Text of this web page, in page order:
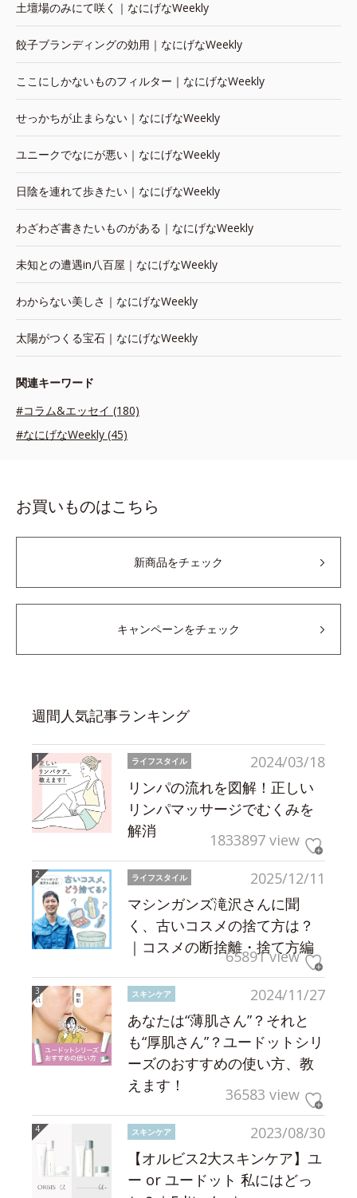
土壇場のみにて咲く｜なにげなWeekly
餃子ブランディングの効用｜なにげなWeekly
ここにしかないものフィルター｜なにげなWeekly
せっかちが止まらない｜なにげなWeekly
ユニークでなにが悪い｜なにげなWeekly
日陰を連れて歩きたい｜なにげなWeekly
わざわざ書きたいものがある｜なにげなWeekly
未知との遭遇in八百屋｜なにげなWeekly
わからない美しさ｜なにげなWeekly
太陽がつくる宝石｜なにげなWeekly
関連キーワード
#コラム&エッセイ (180)
#なにげなWeekly (45)
お買いものはこちら
新商品をチェック
キャンペーンをチェック
週間人気記事ランキング
2024/03/18
ライフスタイル
リンパの流れを図解！正しい
リンパマッサージでむくみを
解消
1833897 view
2025/12/11
ライフスタイル
マシンガンズ滝沢さんに聞
く、古いコスメの捨て方は？
｜コスメの断捨離・捨て方編
65891 view
2024/11/27
スキンケア
あなたは“薄肌さん”？それと
も“厚肌さん”？ユードットシリ
ーズのおすすめの使い方、教
えます！
36583 view
2023/08/30
スキンケア
【オルビス2大スキンケア】ユ
ー or ユードット 私にはどっ